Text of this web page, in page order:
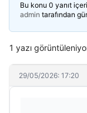
Bu konu 0 yanıt
admin tarafından
1 yazı
29/05/2026: 17:20